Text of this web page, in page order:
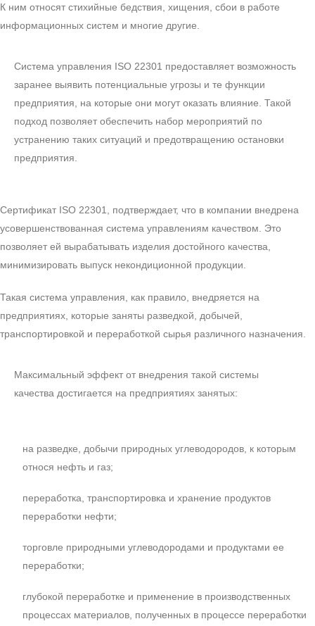
К ним относят стихийные бедствия, хищения, сбои в работе
информационных систем и многие другие.
Система управления ISO 22301 предоставляет возможность
заранее выявить потенциальные угрозы и те функции
предприятия, на которые они могут оказать влияние. Такой
подход позволяет обеспечить набор мероприятий по
устранению таких ситуаций и предотвращению остановки
предприятия.
Сертификат ISO 22301, подтверждает, что в компании внедрена
усовершенствованная система управлениям качеством. Это
позволяет ей вырабатывать изделия достойного качества,
минимизировать выпуск некондиционной продукции.
Такая система управления, как правило, внедряется на
предприятиях, которые заняты разведкой, добычей,
транспортировкой и переработкой сырья различного назначения.
Максимальный эффект от внедрения такой системы
качества достигается на предприятиях занятых:
на разведке, добычи природных углеводородов, к которым
относя нефть и газ;
переработка, транспортировка и хранение продуктов
переработки нефти;
торговле природными углеводородами и продуктами ее
переработки;
глубокой переработке и применение в производственных
процессах материалов, полученных в процессе переработки